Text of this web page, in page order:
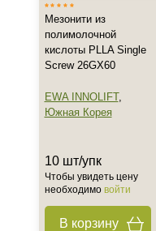
Мезонити из
полимолочной
кислоты PLLA Single
Screw 26GX60
EWA INNOLIFT,
Южная Корея
10 шт/упк
Чтобы увидеть цену
необходимо войти
В корзину